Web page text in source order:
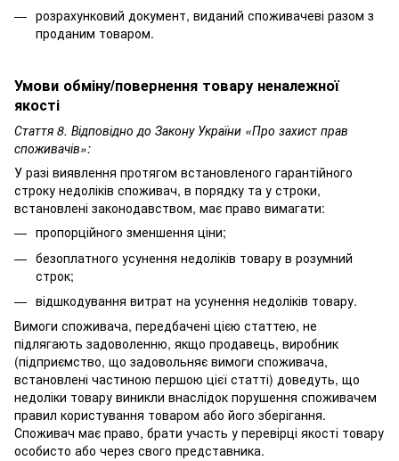
розрахунковий документ, виданий споживачеві разом з
проданим товаром.
Умови обміну/повернення товару неналежної
якості
Стаття 8. Відповідно до Закону України «Про захист прав
споживачів»:
У разі виявлення протягом встановленого гарантійного
строку недоліків споживач, в порядку та у строки,
встановлені законодавством, має право вимагати:
пропорційного зменшення ціни;
безоплатного усунення недоліків товару в розумний
строк;
відшкодування витрат на усунення недоліків товару.
Вимоги споживача, передбачені цією статтею, не
підлягають задоволенню, якщо продавець, виробник
(підприємство, що задовольняє вимоги споживача,
встановлені частиною першою цієї статті) доведуть, що
недоліки товару виникли внаслідок порушення споживачем
правил користування товаром або його зберігання.
Споживач має право, брати участь у перевірці якості товару
особисто або через свого представника.